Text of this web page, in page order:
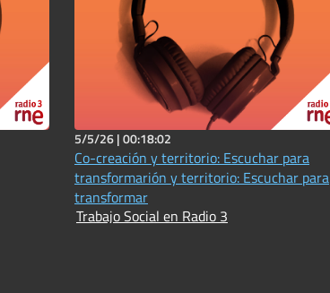
5/5/26 |00:18:02
Co-creación y territorio: Escuchar para
transformarión y territorio: Escuchar para
transformar
Trabajo Social en Radio 3